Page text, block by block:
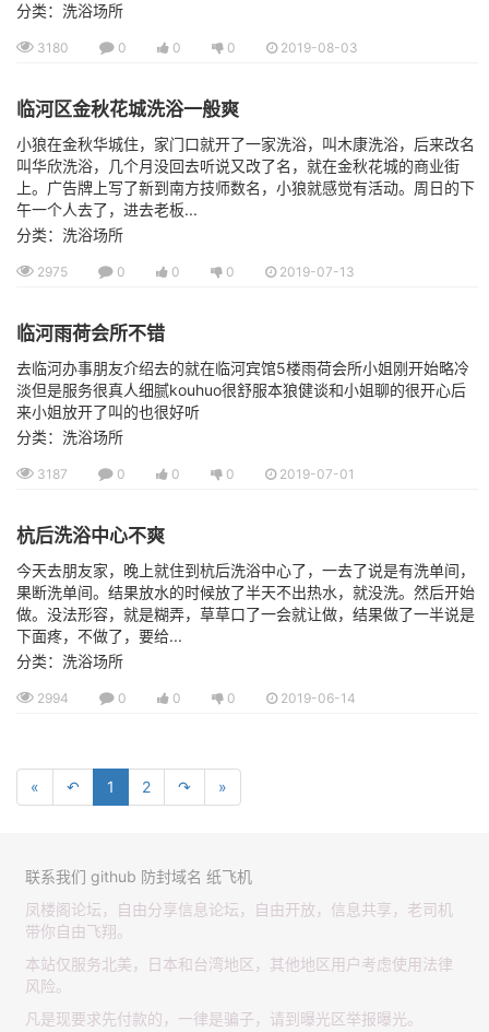
分类：洗浴场所
3180 0 0 0 2019-08-03
临河区金秋花城洗浴一般爽
小狼在金秋华城住，家门口就开了一家洗浴，叫木康洗浴，后来改名
叫华欣洗浴，几个月没回去听说又改了名，就在金秋花城的商业街
上。广告牌上写了新到南方技师数名，小狼就感觉有活动。周日的下
午一个人去了，进去老板...
分类：洗浴场所
2975 0 0 0 2019-07-13
临河雨荷会所不错
去临河办事朋友介绍去的就在临河宾馆5楼雨荷会所小姐刚开始略冷
淡但是服务很真人细腻kouhuo很舒服本狼健谈和小姐聊的很开心后
来小姐放开了叫的也很好听
分类：洗浴场所
3187 0 0 0 2019-07-01
杭后洗浴中心不爽
今天去朋友家，晚上就住到杭后洗浴中心了，一去了说是有洗单间，
果断洗单间。结果放水的时候放了半天不出热水，就没洗。然后开始
做。没法形容，就是糊弄，草草口了一会就让做，结果做了一半说是
下面疼，不做了，要给...
分类：洗浴场所
2994 0 0 0 2019-06-14
« ↶ 1 2 ↷ »
联系我们 github 防封域名 纸飞机
凤楼阁论坛，自由分享信息论坛，自由开放，信息共享，老司机
带你自由飞翔。
本站仅服务北美，日本和台湾地区，其他地区用户考虑使用法律
风险。
凡是现要求先付款的，一律是骗子，请到曝光区举报曝光。